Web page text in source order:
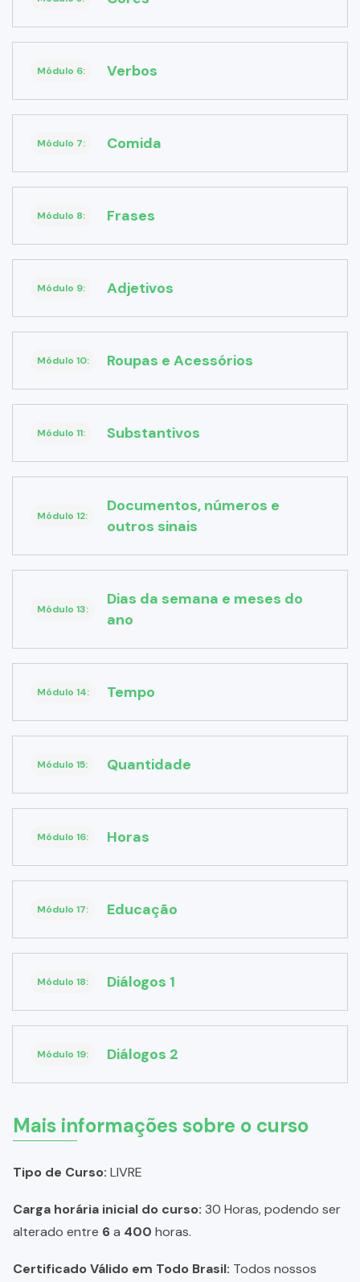
Módulo 6: Verbos
Módulo 7: Comida
Módulo 8: Frases
Módulo 9: Adjetivos
Módulo 10: Roupas e Acessórios
Módulo 11: Substantivos
Módulo 12:
Documentos, números e
outros sinais
Módulo 13:
Dias da semana e meses do
ano
Módulo 14: Tempo
Módulo 15: Quantidade
Módulo 16: Horas
Módulo 17: Educação
Módulo 18: Diálogos 1
Módulo 19: Diálogos 2
Mais informações sobre o curso
Tipo de Curso: LIVRE
Carga horária inicial do curso: 30 Horas, podendo ser
alterado entre 6a 400 horas.
Certificado Válido em Todo Brasil: Todos nossos